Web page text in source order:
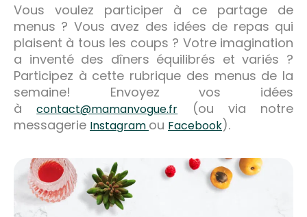
Vous voulez participer à ce partage de
menus ? Vous avez des idées de repas qui
plaisent à tous les coups ? Votre imagination
a inventé des dîners équilibrés et variés ?
Participez à cette rubrique des menus de la
semaine! Envoyez vos idées
àcontact@mamanvogue.fr (ou via notre
messagerie Instagram ou Facebook).